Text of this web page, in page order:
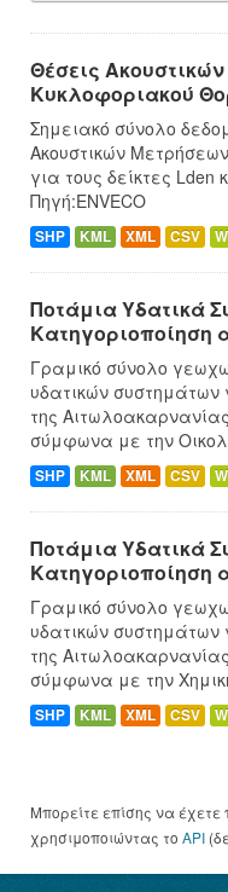
Θέσεις
Κυκλοφοριακού
Σημειακό σύνολο
Ακουστικών
για τους δείκτες Lden
Πηγή:ENVECO
SHP KML XML CSV
Ποτάμια Υδατικά
Κατηγοριοποίηση
Γραμικό σύνολο
υδατικών συστημάτων
της
σύμφωνα με την
SHP KML XML CSV
Ποτάμια Υδατικά
Κατηγοριοποίηση
Γραμικό σύνολο
υδατικών συστημάτων
της
σύμφωνα με την
SHP KML XML CSV
Μπορείτε επίσης να
χρησιμοποιώντας το API